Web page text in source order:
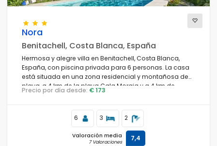
Nora
Benitachell, Costa Blanca, España
Hermosa y alegre villa en Benitachell, Costa Blanca,
España, con piscina privada para 6 personas. La casa
está situada en una zona residencial y montañosa de
playa, a 4 km de la playa Cala Moraig y a 4 km de
Moraira.
Precio por día desde: € 173
6 3 2
Valoración media
7 Valoraciones 7,4